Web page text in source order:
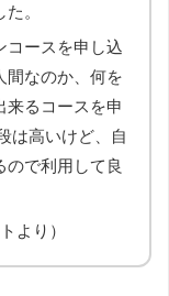
。
コースを申し込
間なのか、何を
来るコースを申
は高いけど、自
ので利用して良
より）